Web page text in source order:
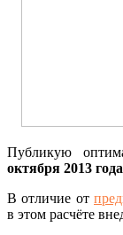
Публикую
октября 2013 года
В отличие от
в этом расчёте